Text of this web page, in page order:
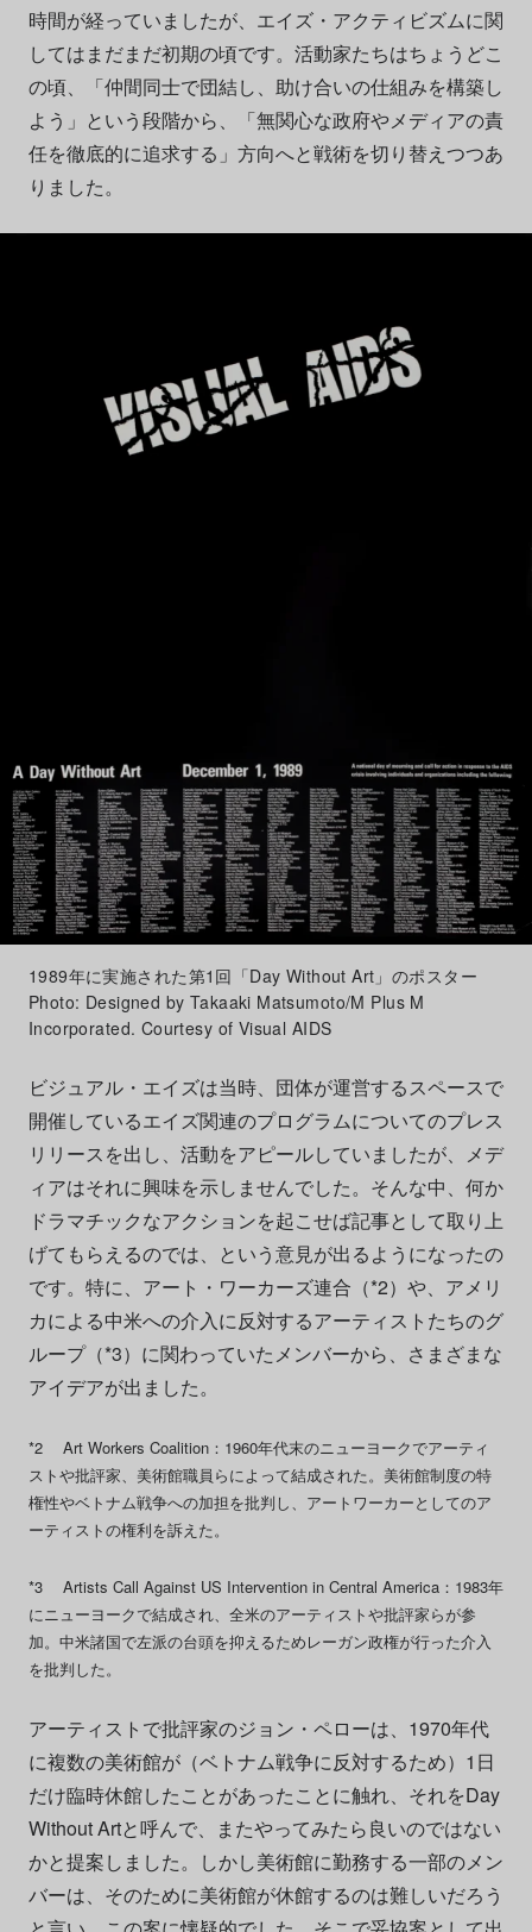
時間が経っていましたが、エイズ・アクティビズムに関
してはまだまだ初期の頃です。活動家たちはちょうどこ
の頃、「仲間同士で団結し、助け合いの仕組みを構築し
よう」という段階から、「無関心な政府やメディアの責
任を徹底的に追求する」方向へと戦術を切り替えつつあ
りました。
1989年に実施された第1回「Day Without Art」のポスター
Photo: Designed by Takaaki Matsumoto/M Plus M
Incorporated. Courtesy of Visual AIDS
ビジュアル・エイズは当時、団体が運営するスペースで
開催しているエイズ関連のプログラムについてのプレス
リリースを出し、活動をアピールしていましたが、メデ
ィアはそれに興味を示しませんでした。そんな中、何か
ドラマチックなアクションを起こせば記事として取り上
げてもらえるのでは、という意見が出るようになったの
です。特に、アート・ワーカーズ連合（*2）や、アメリ
カによる中米への介入に反対するアーティストたちのグ
ループ（*3）に関わっていたメンバーから、さまざまな
アイデアが出ました。
*2 Art Workers Coalition：1960年代末のニューヨークでアーティ
ストや批評家、美術館職員らによって結成された。美術館制度の特
権性やベトナム戦争への加担を批判し、アートワーカーとしてのア
ーティストの権利を訴えた。
*3 Artists Call Against US Intervention in Central America：1983年
にニューヨークで結成され、全米のアーティストや批評家らが参
加。中米諸国で左派の台頭を抑えるためレーガン政権が行った介入
を批判した。
アーティストで批評家のジョン・ペローは、1970年代
に複数の美術館が（ベトナム戦争に反対するため）1日
だけ臨時休館したことがあったことに触れ、それをDay
Without Artと呼んで、またやってみたら良いのではない
かと提案しました。しかし美術館に勤務する一部のメン
バーは、そのために美術館が休館するのは難しいだろう